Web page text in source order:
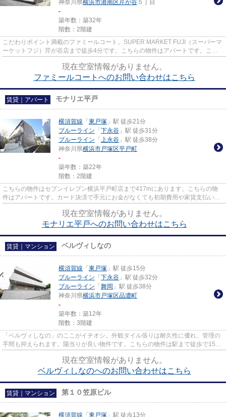
神奈川県横浜市港南区 芹が谷 ５丁目
-
築年数：築32年
階数：2階建
こだわりポイント満載のファミールコート。SUPER MARKET FUJI（スーパーマ
ーケットフジ）芹が谷店まで徒歩4分です。こちらの物件はアパートです。こち
現在空室情報がありません。
ファミールコートへのお問い合わせはこちら
賃貸｜アパート モナリエ平戸
横須賀線 「 東戸塚 」駅 徒歩21分
ブルーライン 「 下永谷 」駅 徒歩31分
ブルーライン 「 上永谷 」駅 徒歩38分
神奈川県横浜市戸塚区平戸町
-
築年数：築22年
階数：2階建
こちらの物件はセブンイレブン横浜平戸町店まで417mにあります。こちらの物
件はアパートです。カード決済で手元にお金がなくても初期費用や家賃支払いが
現在空室情報がありません。
モナリエ平戸へのお問い合わせはこちら
賃貸｜マンション ベルヴィしなの
横須賀線 「 東戸塚 」駅 徒歩15分
ブルーライン 「 下永谷 」駅 徒歩32分
ブルーライン 「 舞岡 」駅 徒歩38分
神奈川県横浜市戸塚区品濃町
-
築年数：築12年
階数：3階建
「ベルヴィしなの」のここがイチオシ。外観タイル張りは耐久性に優れ、管理の
手間も抑えられます。陽当りが良い物件です。こちらの物件は駅まで徒歩で15分
現在空室情報がありません。
ベルヴィしなのへのお問い合わせはこちら
賃貸｜マンション 第１０笠原ビル
横須賀線 「 東戸塚 」駅 徒歩13分